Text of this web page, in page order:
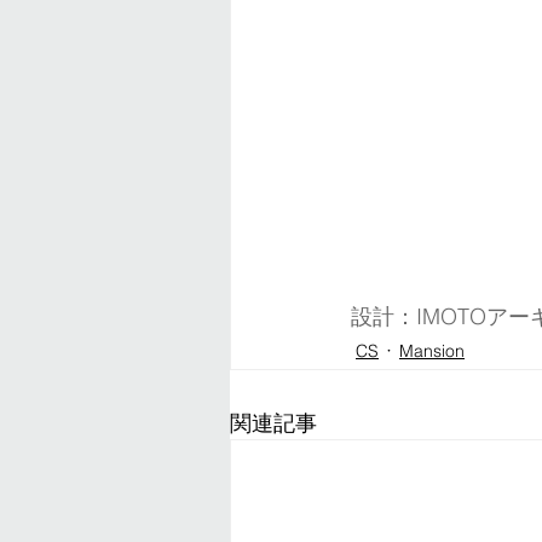
設計：IMOTOアー
CS Mansion
関連記事